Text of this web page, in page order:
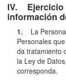
IV. Ejercicio
información
1. La
Personales
da tratamiento
la Ley de
corresponda.